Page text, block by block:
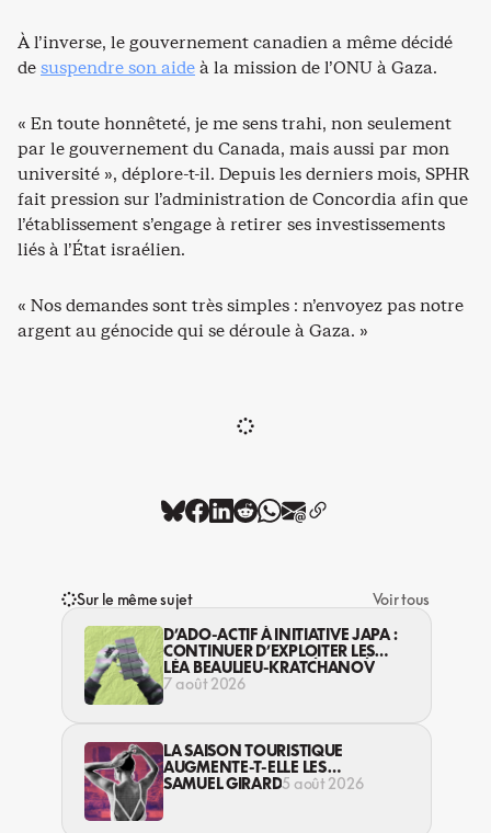
À l’inverse, le gouvernement canadien a même décidé
desuspendre son aideà la mission de l’ONU à Gaza.
« En toute honnêteté, je me sens trahi, non seulement
par le gouvernement du Canada, mais aussi par mon
université », déplore-t-il. Depuis les derniers mois, SPHR
fait pression sur l’administration de Concordia afin que
l’établissement s’engage à retirer ses investissements
liés à l’État israélien.
« Nos demandes sont très simples : n’envoyez pas notre
argent au génocide qui se déroule à Gaza. »
Sur le même sujet
Voir tous
D’ADO-ACTIF À INITIATIVE JAPA :
CONTINUER D’EXPLOITER LES
JEUNES… DANS LA LÉGALITÉ?
LÉA BEAULIEU-KRATCHANOV
7 août 2026
LA SAISON TOURISTIQUE
AUGMENTE-T-ELLE LES
VIOLENCES CONTRE LES
SAMUEL GIRARD5 août 2026